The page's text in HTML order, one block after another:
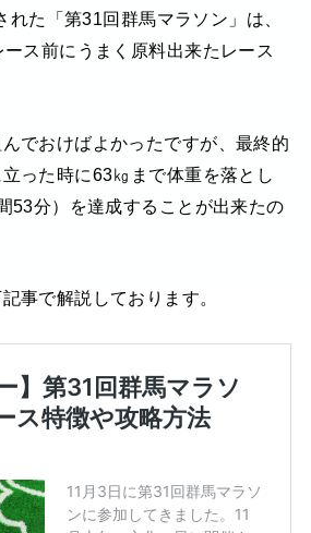
た「第31回群馬マラソン」は、
ス前にうまく原料出来たレース
でおけばよかったですが、最終的
った時に63㎏まで体重を落とし
53分）を達成することが出来たの
事で解説しております。